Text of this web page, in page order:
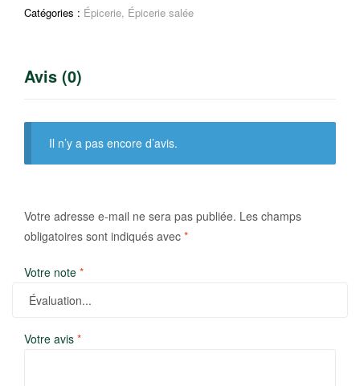
Moutarde
Catégories : Épicerie, Épicerie salée
Avis (0)
Il n’y a pas encore d’avis.
Votre adresse e-mail ne sera pas publiée. Les champs
obligatoires sont indiqués avec *
Votre note *
Votre avis *